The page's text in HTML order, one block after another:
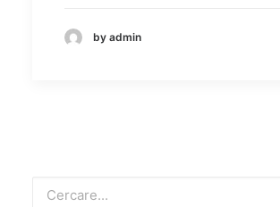
by admin